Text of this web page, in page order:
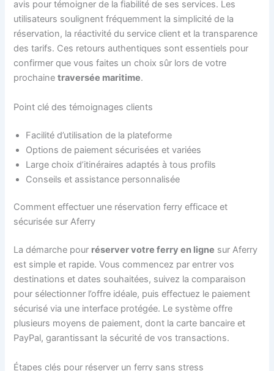
avis pour témoigner de la fiabilité de ses services. Les
utilisateurs soulignent fréquemment la simplicité de la
réservation, la réactivité du service client et la transparence
des tarifs. Ces retours authentiques sont essentiels pour
confirmer que vous faites un choix sûr lors de votre
prochainetraversée maritime.
Point clé des témoignages clients
Facilité d’utilisation de la plateforme
Options de paiement sécurisées et variées
Large choix d’itinéraires adaptés à tous profils
Conseils et assistance personnalisée
Comment effectuer une réservation ferry efficace et
sécurisée sur Aferry
La démarche pour réserver votre ferry en ligne sur Aferry
est simple et rapide. Vous commencez par entrer vos
destinations et dates souhaitées, suivez la comparaison
pour sélectionner l’offre idéale, puis effectuez le paiement
sécurisé via une interface protégée. Le système offre
plusieurs moyens de paiement, dont la carte bancaire et
PayPal, garantissant la sécurité de vos transactions.
Étapes clés pour réserver un ferry sans stress